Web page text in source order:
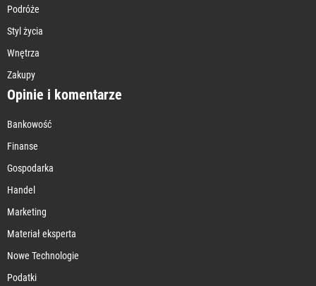
Podróże
Styl życia
Wnętrza
Zakupy
Opinie i komentarze
Bankowość
Finanse
Gospodarka
Handel
Marketing
Materiał eksperta
Nowe Technologie
Podatki